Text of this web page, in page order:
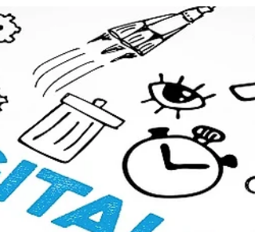
Die Pflegebranche steht vor einer ernsten
Herausforderung: Die Abbrecherquote in der
Pflegeausbildung ist alarmierend hoch.